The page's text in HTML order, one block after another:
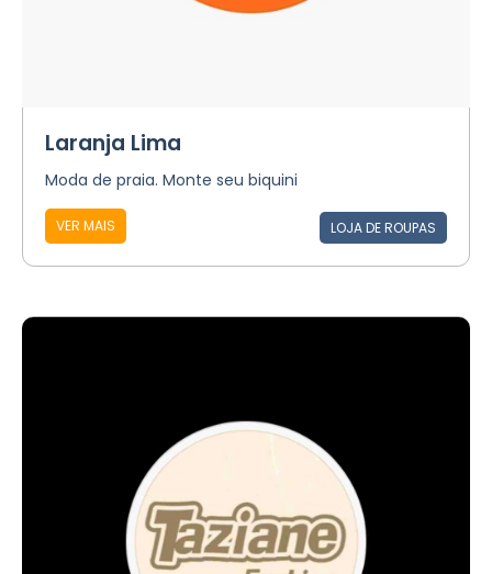
Laranja Lima
Moda de praia. Monte seu biquini
VER MAIS LOJA DE ROUPAS